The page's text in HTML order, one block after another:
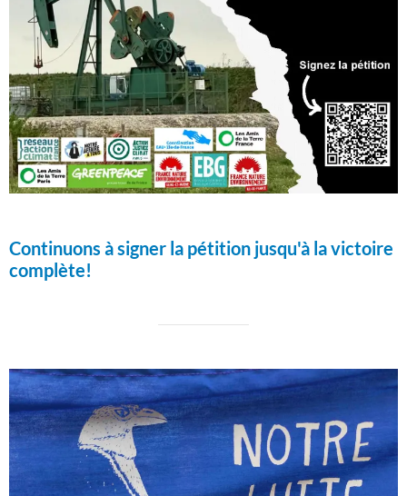
Continuons à signer la pétition jusqu'à la victoire
complète!